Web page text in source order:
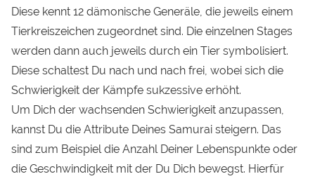
Diese kennt 12 dämonische Generäle, die jeweils einem
Tierkreiszeichen zugeordnet sind. Die einzelnen Stages
werden dann auch jeweils durch ein Tier symbolisiert.
Diese schaltest Du nach und nach frei, wobei sich die
Schwierigkeit der Kämpfe sukzessive erhöht.
Um Dich der wachsenden Schwierigkeit anzupassen,
kannst Du die Attribute Deines Samurai steigern. Das
sind zum Beispiel die Anzahl Deiner Lebenspunkte oder
die Geschwindigkeit mit der Du Dich bewegst. Hierfür